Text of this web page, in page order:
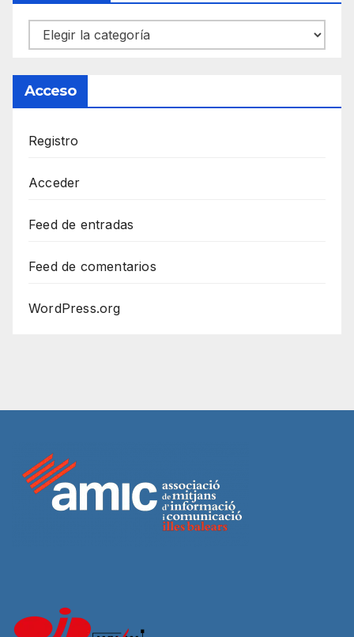
Categorías
Acceso
Registro
Acceder
Feed de entradas
Feed de comentarios
WordPress.org